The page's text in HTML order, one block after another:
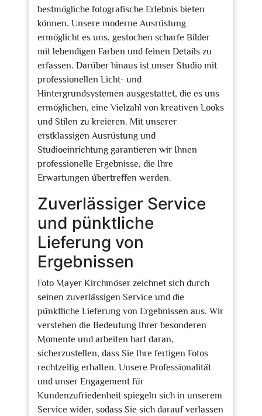
bestmögliche fotografische Erlebnis bieten
können. Unsere moderne Ausrüstung
ermöglicht es uns, gestochen scharfe Bilder
mit lebendigen Farben und feinen Details zu
erfassen. Darüber hinaus ist unser Studio mit
professionellen Licht- und
Hintergrundsystemen ausgestattet, die es uns
ermöglichen, eine Vielzahl von kreativen Looks
und Stilen zu kreieren. Mit unserer
erstklassigen Ausrüstung und
Studioeinrichtung garantieren wir Ihnen
professionelle Ergebnisse, die Ihre
Erwartungen übertreffen werden.
Zuverlässiger Service
und pünktliche
Lieferung von
Ergebnissen
Foto Mayer Kirchmöser zeichnet sich durch
seinen zuverlässigen Service und die
pünktliche Lieferung von Ergebnissen aus. Wir
verstehen die Bedeutung Ihrer besonderen
Momente und arbeiten hart daran,
sicherzustellen, dass Sie Ihre fertigen Fotos
rechtzeitig erhalten. Unsere Professionalität
und unser Engagement für
Kundenzufriedenheit spiegeln sich in unserem
Service wider, sodass Sie sich darauf verlassen